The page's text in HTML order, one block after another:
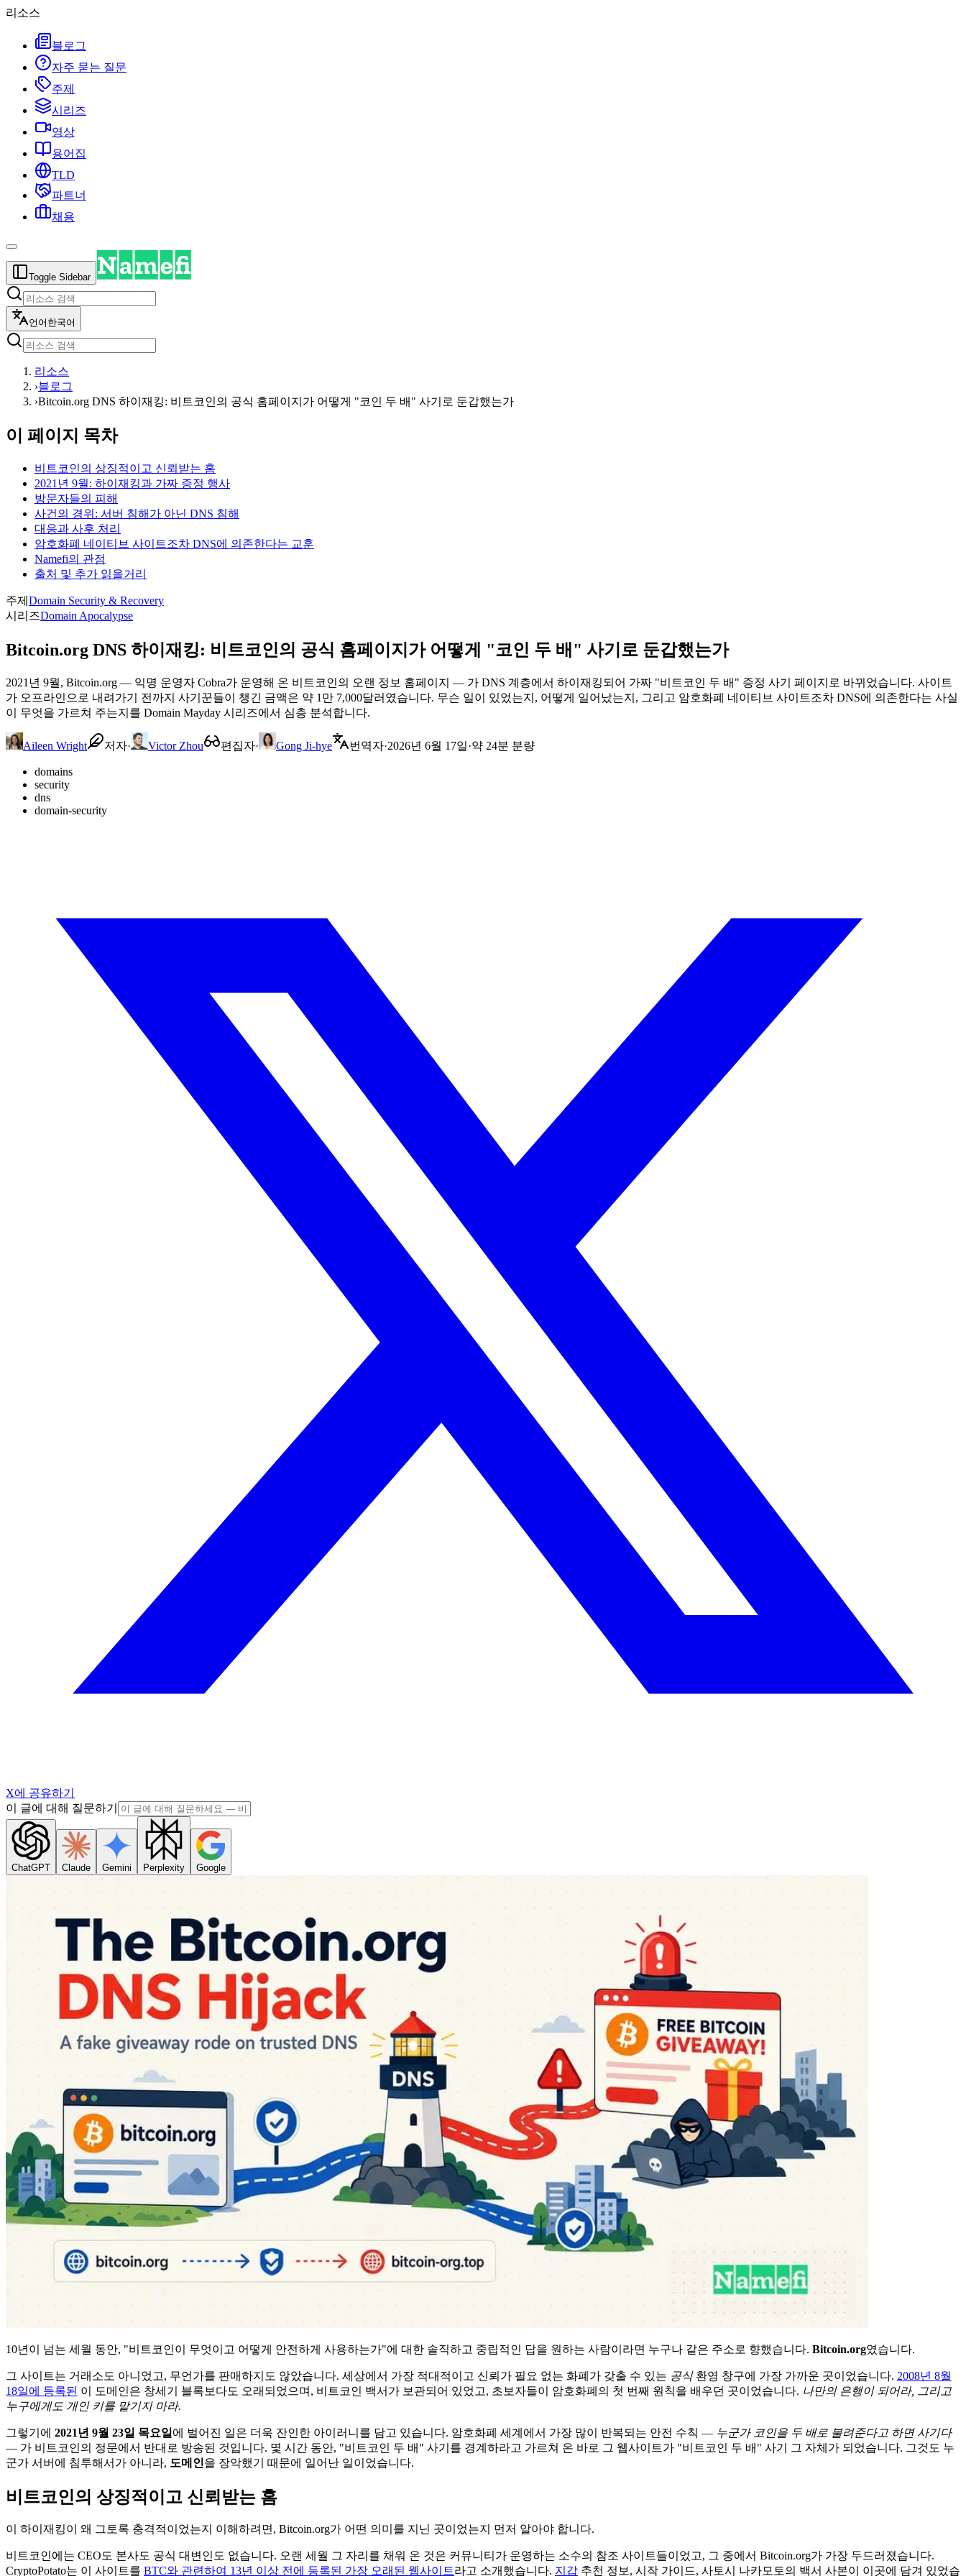
리소스
블로그
자주 묻는 질문
주제
시리즈
영상
용어집
TLD
파트너
채용
Toggle Sidebar
언어 한국어
리소스
›블로그
›Bitcoin.org DNS 하이재킹: 비트코인의 공식 홈페이지가 어떻게 "코인 두 배" 사기로 둔갑했는가
이 페이지 목차
비트코인의 상징적이고 신뢰받는 홈
2021년 9월: 하이재킹과 가짜 증정 행사
방문자들의 피해
사건의 경위: 서버 침해가 아닌 DNS 침해
대응과 사후 처리
암호화폐 네이티브 사이트조차 DNS에 의존한다는 교훈
Namefi의 관점
출처 및 추가 읽을거리
주제 Domain Security & Recovery
시리즈Domain Apocalypse
Bitcoin.org DNS 하이재킹: 비트코인의 공식 홈페이지가 어떻게 "코인 두 배" 사기로 둔갑했는가
2021년 9월, Bitcoin.org — 익명 운영자 Cobra가 운영해 온 비트코인의 오랜 정보 홈페이지 — 가 DNS 계층에서 하이재킹되어 가짜 "비트코인 두 배" 증정 사기 페이지로 바뀌었습니다. 사이트
가 오프라인으로 내려가기 전까지 사기꾼들이 챙긴 금액은 약 1만 7,000달러였습니다. 무슨 일이 있었는지, 어떻게 일어났는지, 그리고 암호화폐 네이티브 사이트조차 DNS에 의존한다는 사실
이 무엇을 가르쳐 주는지를 Domain Mayday 시리즈에서 심층 분석합니다.
Aileen Wright 저자· Victor Zhou 편집자· Gong Ji-hye 번역자·2026년 6월 17일·약 24분 분량
domains
security
dns
domain-security
X에 공유하기
이 글에 대해 질문하기
ChatGPT Claude Gemini Perplexity Google
10년이 넘는 세월 동안, "비트코인이 무엇이고 어떻게 안전하게 사용하는가"에 대한 솔직하고 중립적인 답을 원하는 사람이라면 누구나 같은 주소로 향했습니다. Bitcoin.org였습니다.
그 사이트는 거래소도 아니었고, 무언가를 판매하지도 않았습니다. 세상에서 가장 적대적이고 신뢰가 필요 없는 화폐가 갖출 수 있는 공식환영 창구에 가장 가까운 곳이었습니다. 2008년 8월
18일에 등록된 이 도메인은 창세기 블록보다도 오래되었으며, 비트코인 백서가 보관되어 있었고, 초보자들이 암호화폐의 첫 번째 원칙을 배우던 곳이었습니다. 나만의 은행이 되어라, 그리고
누구에게도 개인 키를 맡기지 마라.
그렇기에 2021년 9월 23일 목요일 에 벌어진 일은 더욱 잔인한 아이러니를 담고 있습니다. 암호화폐 세계에서 가장 많이 반복되는 안전 수칙 — 누군가 코인을 두 배로 불려준다고 하면 사기다
— 가 비트코인의 정문에서 반대로 방송된 것입니다. 몇 시간 동안, "비트코인 두 배" 사기를 경계하라고 가르쳐 온 바로 그 웹사이트가 "비트코인 두 배" 사기 그 자체가 되었습니다. 그것도 누
군가 서버에 침투해서가 아니라, 도메인을 장악했기 때문에 일어난 일이었습니다.
비트코인의 상징적이고 신뢰받는 홈
이 하이재킹이 왜 그토록 충격적이었는지 이해하려면, Bitcoin.org가 어떤 의미를 지닌 곳이었는지 먼저 알아야 합니다.
비트코인에는 CEO도 본사도 공식 대변인도 없습니다. 오랜 세월 그 자리를 채워 온 것은 커뮤니티가 운영하는 소수의 참조 사이트들이었고, 그 중에서 Bitcoin.org가 가장 두드러졌습니다.
CryptoPotato는 이 사이트를 BTC와 관련하여 13년 이상 전에 등록된 가장 오래된 웹사이트라고 소개했습니다. 지갑 추천 정보, 시작 가이드, 사토시 나카모토의 백서 사본이 이곳에 담겨 있었습